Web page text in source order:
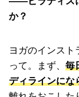
か？
ヨガのインスト
って。まず、 毎
ディラインにな